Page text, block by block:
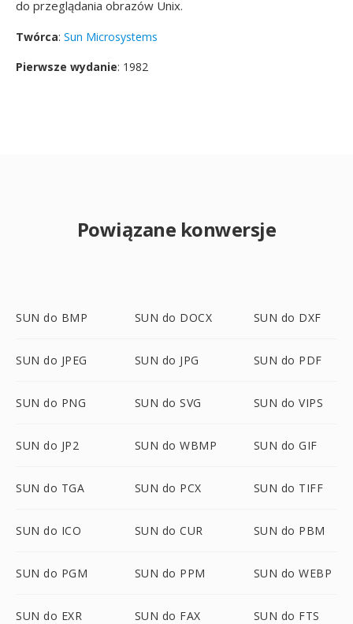
do przeglądania obrazów Unix.
Twórca: Sun Microsystems
Pierwsze wydanie: 1982
Powiązane konwersje
SUN do BMP SUN do DOCX SUN do DXF
SUN do JPEG SUN do JPG SUN do PDF
SUN do PNG SUN do SVG SUN do VIPS
SUN do JP2 SUN do WBMP SUN do GIF
SUN do TGA SUN do PCX SUN do TIFF
SUN do ICO SUN do CUR SUN do PBM
SUN do PGM SUN do PPM SUN do WEBP
SUN do EXR SUN do FAX SUN do FTS